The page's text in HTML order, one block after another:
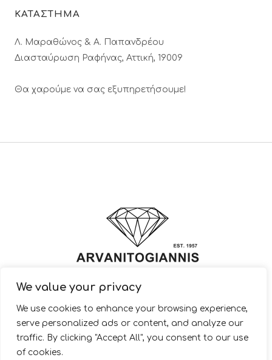
We value your privacy
We use cookies to enhance your browsing experience,
serve personalized ads or content, and analyze our
traffic. By clicking "Accept All", you consent to our use
of cookies.
ΚΑΤΑΣΤΗΜΑ
Λ. Μαραθώνος & A. Παπανδρέου
Διασταύρωση Ραφήνας, Αττική, 19009
Θα χαρούμε να σας εξυπηρετήσουμε!
© 2022 ARVANITOGIANNIS – Jewelry Design & Manufacturing |
JewelryShop.gr